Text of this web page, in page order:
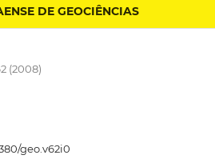
DE GEOCIÊNCIAS
(2008)
geo.v62i0